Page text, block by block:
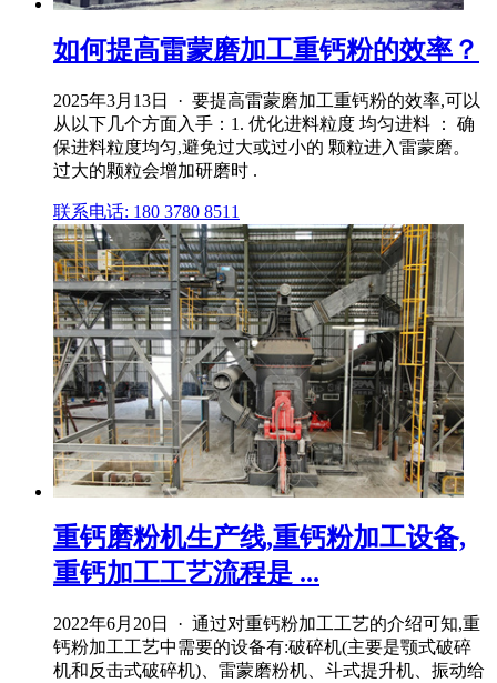
如何提高雷蒙磨加工重钙粉的效率？
2025年3月13日 · 要提高雷蒙磨加工重钙粉的效率,可以
从以下几个方面入手：1. 优化进料粒度 均匀进料 ： 确
保进料粒度均匀,避免过大或过小的 颗粒进入雷蒙磨。
过大的颗粒会增加研磨时 .
联系电话: 180 3780 8511
重钙磨粉机生产线,重钙粉加工设备,
重钙加工工艺流程是 ...
2022年6月20日 · 通过对重钙粉加工工艺的介绍可知,重
钙粉加工工艺中需要的设备有:破碎机(主要是颚式破碎
机和反击式破碎机)、雷蒙磨粉机、斗式提升机、振动给